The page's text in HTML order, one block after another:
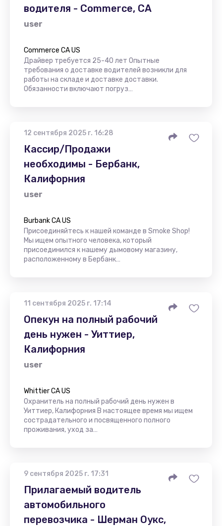
водителя - Commerce, CA
user
Commerce CA US
Драйвер требуется 25-40 лет Опытные
требования о доставке водителей возникли для
работы на складе и доставке доставки.
Обязанности включают погруз…
12 сентября 2025 г. 16:28
Кассир/Продажи
необходимы - Бербанк,
Калифорния
user
Burbank CA US
Присоединяйтесь к нашей команде в Smoke Shop!
Мы ищем опытного человека, который
присоединился к нашему дымовому магазину,
расположенному в Бербанк…
11 сентября 2025 г. 17:14
Опекун на полный рабочий
день нужен - Уиттиер,
Калифорния
user
Whittier CA US
Охранитель на полный рабочий день нужен в
Уиттиер, Калифорния В настоящее время мы ищем
сострадательного и посвященного полного
проживания, уход за…
9 сентября 2025 г. 17:31
Прилагаемый водитель
автомобильного
перевозчика - Шерман Оукс,